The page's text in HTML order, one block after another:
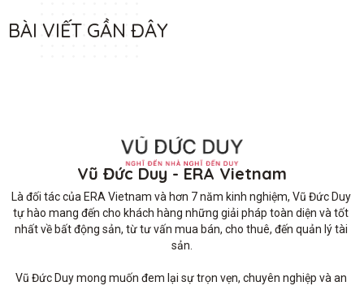
BÀI VIẾT GẦN ĐÂY
Vũ Đức Duy - ERA Vietnam
Là đối tác của ERA Vietnam và hơn 7 năm kinh nghiệm, Vũ Đức Duy
tự hào mang đến cho khách hàng những giải pháp toàn diện và tốt
nhất về bất động sản, từ tư vấn mua bán, cho thuê, đến quản lý tài
sản.
Vũ Đức Duy mong muốn đem lại sự trọn vẹn, chuyên nghiệp và an